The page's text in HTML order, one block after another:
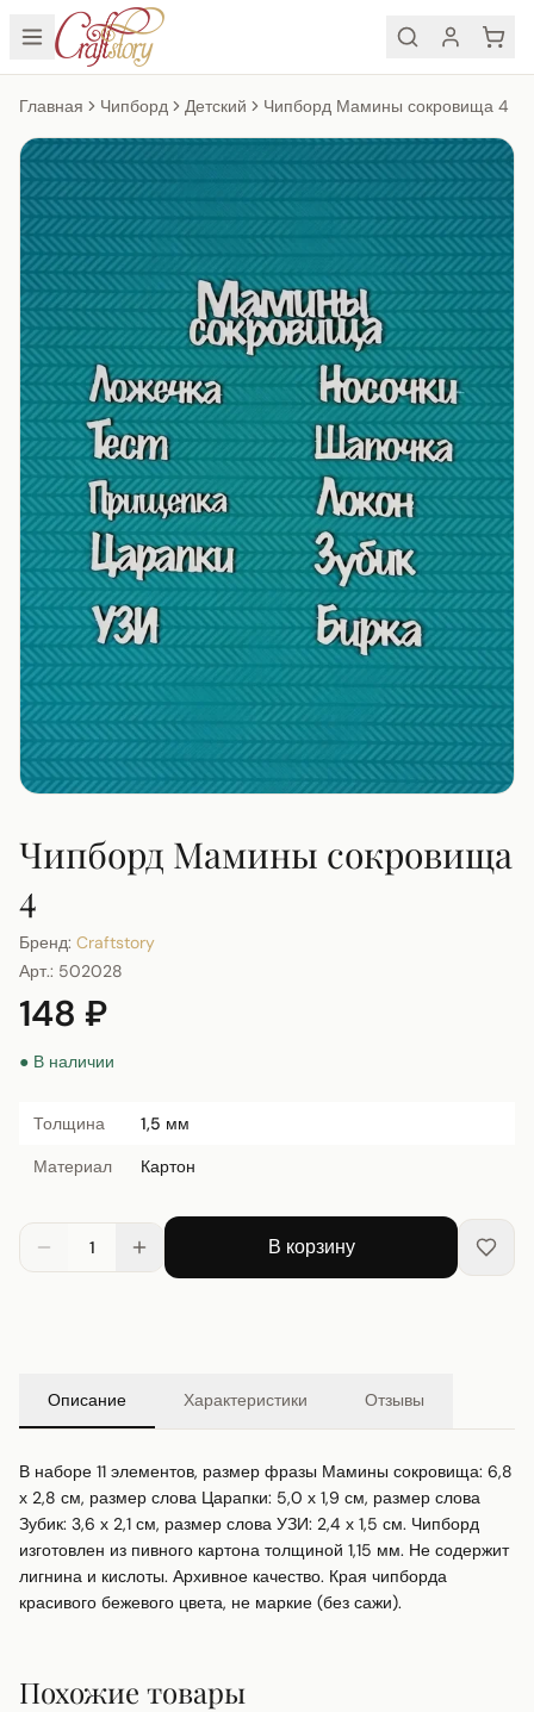
Главная Чипборд Детский Чипборд Мамины сокровища 4
Чипборд Мамины сокровища
4
Бренд: Craftstory
Арт.: 502028
148 ₽
● В наличии
Толщина
1,5 мм
Материал
Картон
1 В корзину
Описание Характеристики Отзывы
В наборе 11 элементов, размер фразы Мамины сокровища: 6,8
х 2,8 см, размер слова Царапки: 5,0 х 1,9 см, размер слова
Зубик: 3,6 х 2,1 см, размер слова УЗИ: 2,4 х 1,5 см. Чипборд
изготовлен из пивного картона толщиной 1,15 мм. Не содержит
лигнина и кислоты. Архивное качество. Края чипборда
красивого бежевого цвета, не маркие (без сажи).
Похожие товары